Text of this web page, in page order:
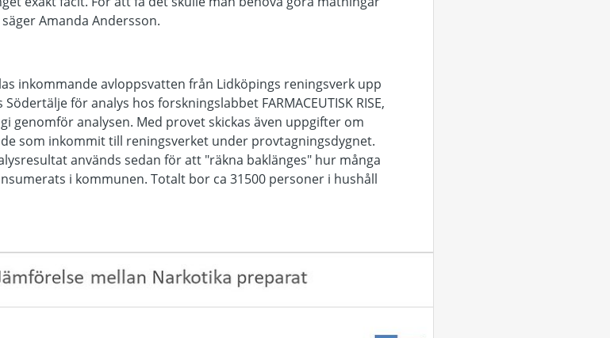
Amanda Andersson.
inkommande avloppsvatten från Lidköpings reningsverk upp
för analys hos forskningslabbet FARMACEUTISK RISE,
genomför analysen. Med provet skickas även uppgifter om
som inkommit till reningsverket under provtagningsdygnet.
används sedan för att "räkna baklänges" hur många
i kommunen. Totalt bor ca 31500 personer i hushåll